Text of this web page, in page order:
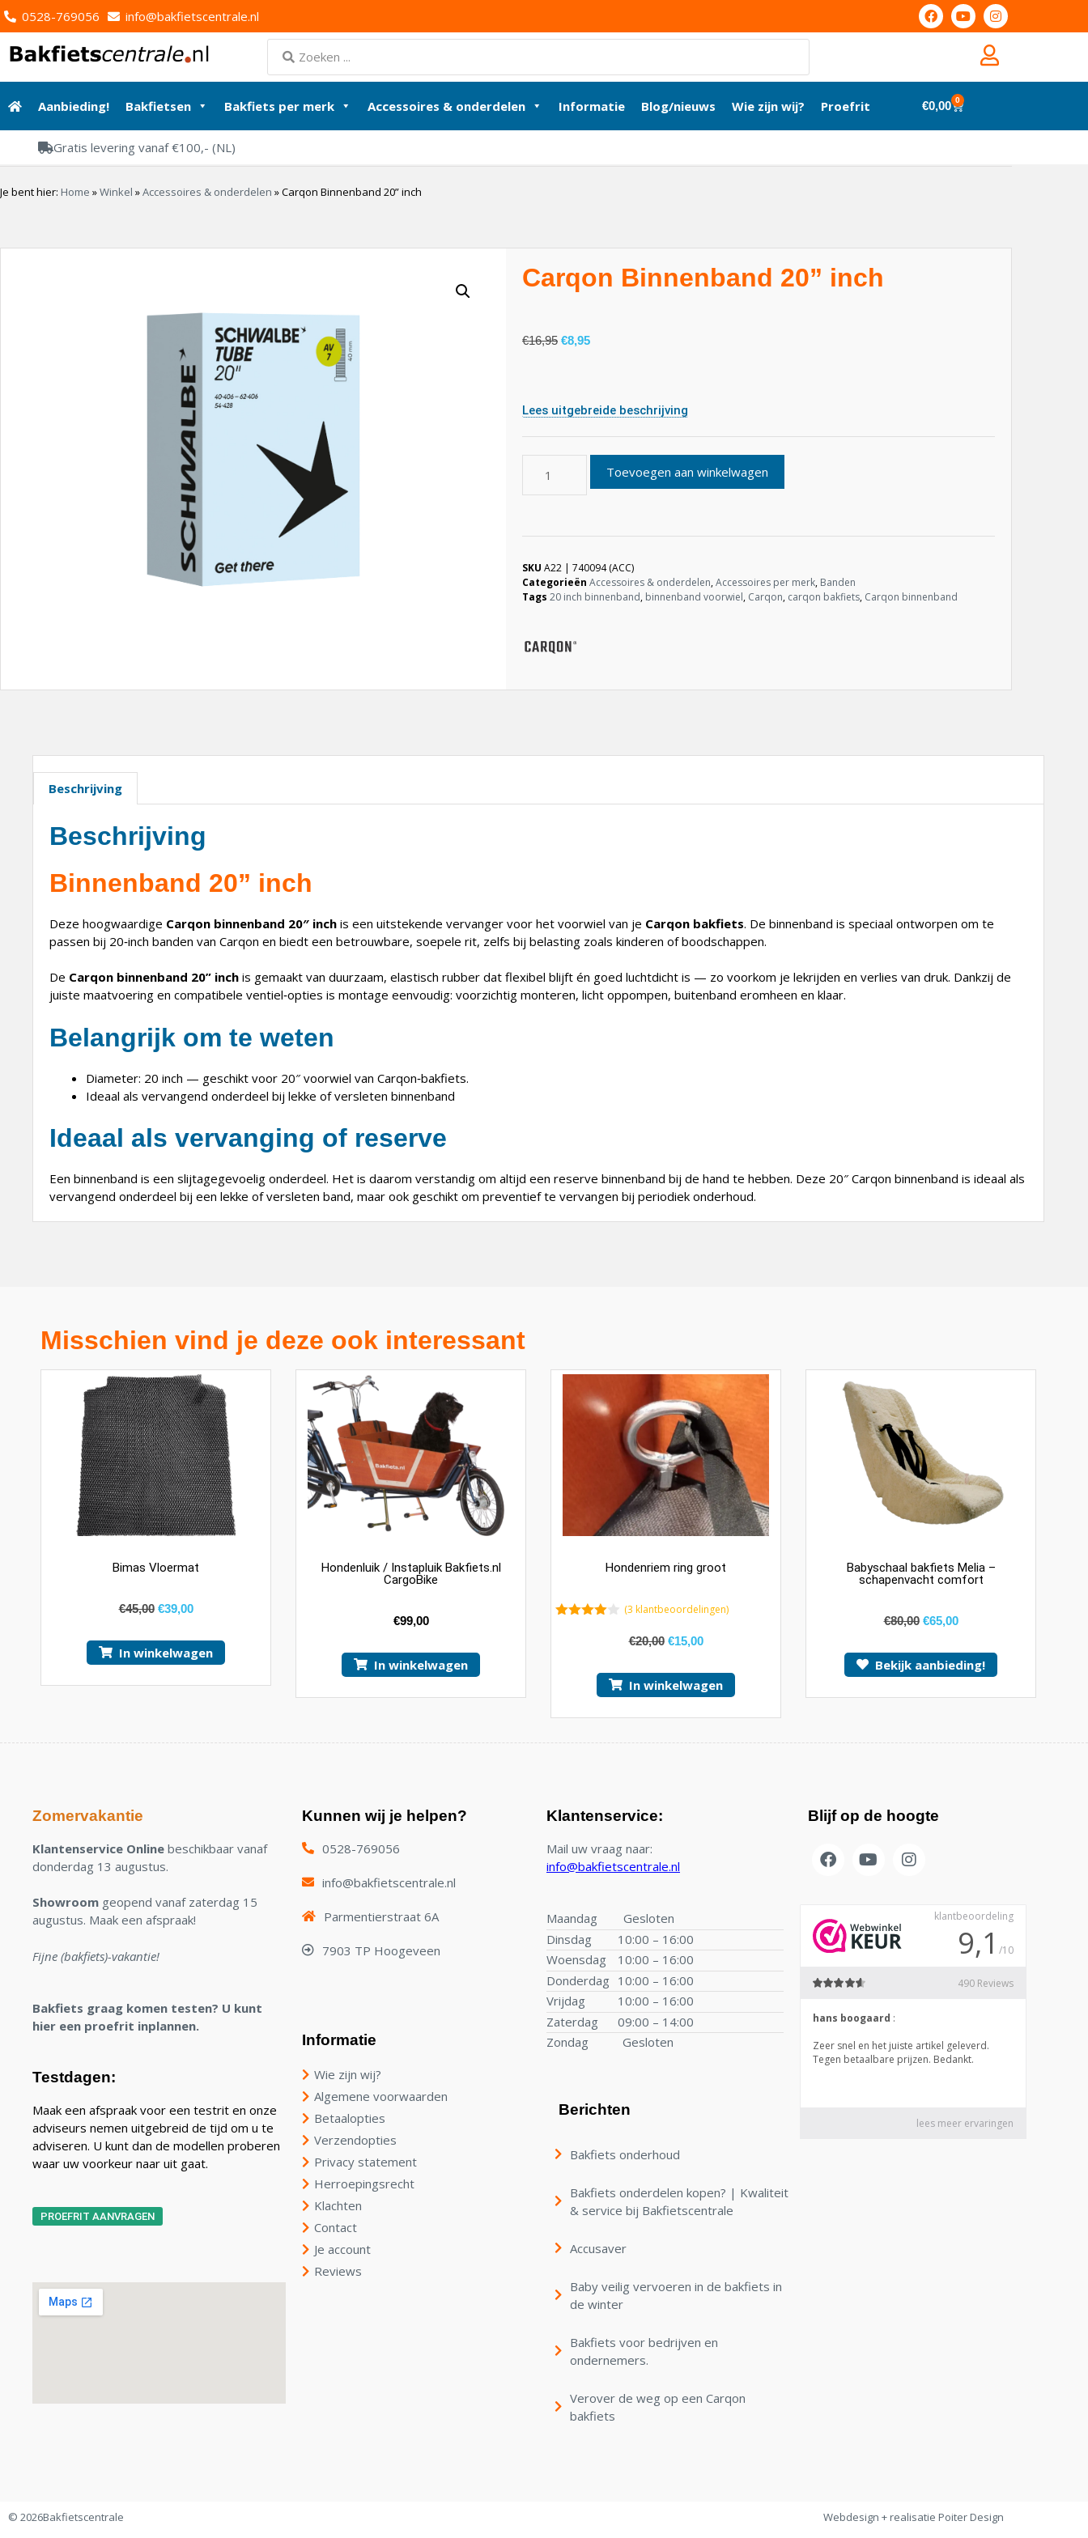
0528-769056 info@bakfietscentrale.nl
Aanbieding! Bakfietsen Bakfiets per merk Accessoires & onderdelen Informatie Blog/nieuws Wie zijn wij? Proefrit €0,00 0
Gratis levering vanaf €100,- (NL)
Je bent hier: Home »Winkel »Accessoires & onderdelen »Carqon Binnenband 20” inch
Carqon Binnenband 20” inch
€16,95 €8,95
Lees uitgebreide beschrijving
Toevoegen aan winkelwagen
SKU A22 | 740094 (ACC)
Categorieën Accessoires & onderdelen,Accessoires per merk, Banden
Tags 20 inch binnenband, binnenband voorwiel, Carqon, carqon bakfiets, Carqon binnenband
Beschrijving
Beschrijving
Binnenband 20” inch
Deze hoogwaardige Carqon binnenband 20″ inch is een uitstekende vervanger voor het voorwiel van je Carqon bakfiets. De binnenband is speciaal ontworpen om te
passen bij 20‑inch banden van Carqon en biedt een betrouwbare, soepele rit, zelfs bij belasting zoals kinderen of boodschappen.
De Carqon binnenband 20” inch is gemaakt van duurzaam, elastisch rubber dat flexibel blijft én goed luchtdicht is — zo voorkom je lekrijden en verlies van druk. Dankzij de
juiste maatvoering en compatibele ventiel‑opties is montage eenvoudig: voorzichtig monteren, licht oppompen, buitenband eromheen en klaar.
Belangrijk om te weten
Diameter: 20 inch — geschikt voor 20″ voorwiel van Carqon‑bakfiets.
Ideaal als vervangend onderdeel bij lekke of versleten binnenband
Ideaal als vervanging of reserve
Een binnenband is een slijtagegevoelig onderdeel. Het is daarom verstandig om altijd een reserve binnenband bij de hand te hebben. Deze 20″ Carqon binnenband is ideaal als
vervangend onderdeel bij een lekke of versleten band, maar ook geschikt om preventief te vervangen bij periodiek onderhoud.
Misschien vind je deze ook interessant
Bimas Vloermat
€45,00 €39,00
In winkelwagen
Hondenluik / Instapluik Bakfiets.nl
CargoBike
€99,00
In winkelwagen
Hondenriem ring groot
(3 klantbeoordelingen)
€20,00 €15,00
In winkelwagen
Babyschaal bakfiets Melia –
schapenvacht comfort
€80,00 €65,00
Bekijk aanbieding!
Zomervakantie
Klantenservice Online beschikbaar vanaf
donderdag 13 augustus.
Showroom geopend vanaf zaterdag 15
augustus. Maak een afspraak!
Fijne (bakfiets)-vakantie!
Bakfiets graag komen testen? U kunt
hier een proefrit inplannen.
Testdagen:
Maak een afspraak voor een testrit en onze
adviseurs nemen uitgebreid de tijd om u te
adviseren. U kunt dan de modellen proberen
waar uw voorkeur naar uit gaat.
PROEFRIT AANVRAGEN
Kunnen wij je helpen?
0528-769056
info@bakfietscentrale.nl
Parmentierstraat 6A
7903 TP Hoogeveen
Informatie
Wie zijn wij?
Algemene voorwaarden
Betaalopties
Verzendopties
Privacy statement
Herroepingsrecht
Klachten
Contact
Je account
Reviews
Klantenservice:
Mail uw vraag naar:
info@bakfietscentrale.nl
Maandag
Gesloten
Dinsdag
10:00 – 16:00
Woensdag
10:00 – 16:00
Donderdag 10:00 – 16:00
Vrijdag
10:00 – 16:00
Zaterdag
09:00 – 14:00
Zondag
Gesloten
Berichten
Bakfiets onderhoud
Bakfiets onderdelen kopen? | Kwaliteit
& service bij Bakfietscentrale
Accusaver
Baby veilig vervoeren in de bakfiets in
de winter
Bakfiets voor bedrijven en
ondernemers.
Verover de weg op een Carqon
bakfiets
Blijf op de hoogte
© 2026Bakfietscentrale Webdesign + realisatie Poiter Design